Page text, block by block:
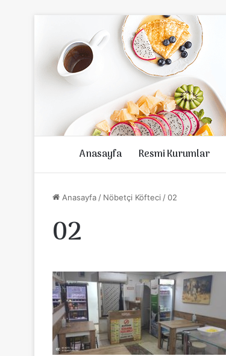
Anasayfa Resmi Kurumlar
Anasayfa / Nöbetçi Köfteci /02
02